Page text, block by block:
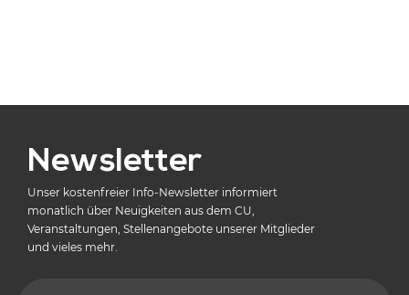
Newsletter
Unser kostenfreier Info-Newsletter informiert
monatlich über Neuigkeiten aus dem CU,
Veranstaltungen, Stellenangebote unserer Mitglieder
und vieles mehr.